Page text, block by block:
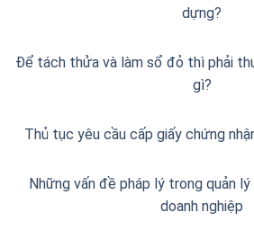
dựng?
Để tách thửa và làm sổ đỏ thì phải
gì?
Thủ tục yêu cầu cấp giấy chứng
Những vấn đề pháp lý trong quản
doanh nghiệp